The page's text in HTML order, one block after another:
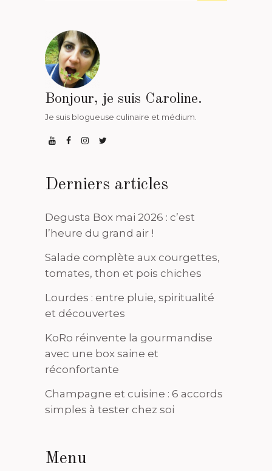
Bonjour, je suis Caroline.
Je suis blogueuse culinaire et médium.
Derniers articles
Degusta Box mai 2026 : c’est
l’heure du grand air !
Salade complète aux courgettes,
tomates, thon et pois chiches
Lourdes : entre pluie, spiritualité
et découvertes
KoRo réinvente la gourmandise
avec une box saine et
réconfortante
Champagne et cuisine : 6 accords
simples à tester chez soi
Menu